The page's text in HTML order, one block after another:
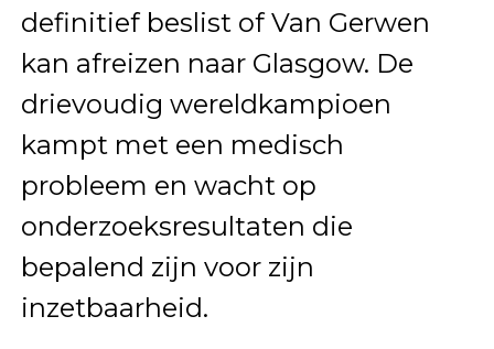
definitief beslist of Van Gerwen
kan afreizen naar Glasgow. De
drievoudig wereldkampioen
kampt met een medisch
probleem en wacht op
onderzoeksresultaten die
bepalend zijn voor zijn
inzetbaarheid.